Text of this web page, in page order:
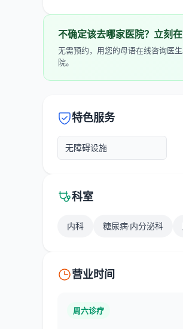
不确定该去哪家医院？立刻
无需预约，用您的母语在线咨询医
院。
特色服务
无障碍设施
科室
内科 糖尿病·内分泌科
营业时间
周六诊疗